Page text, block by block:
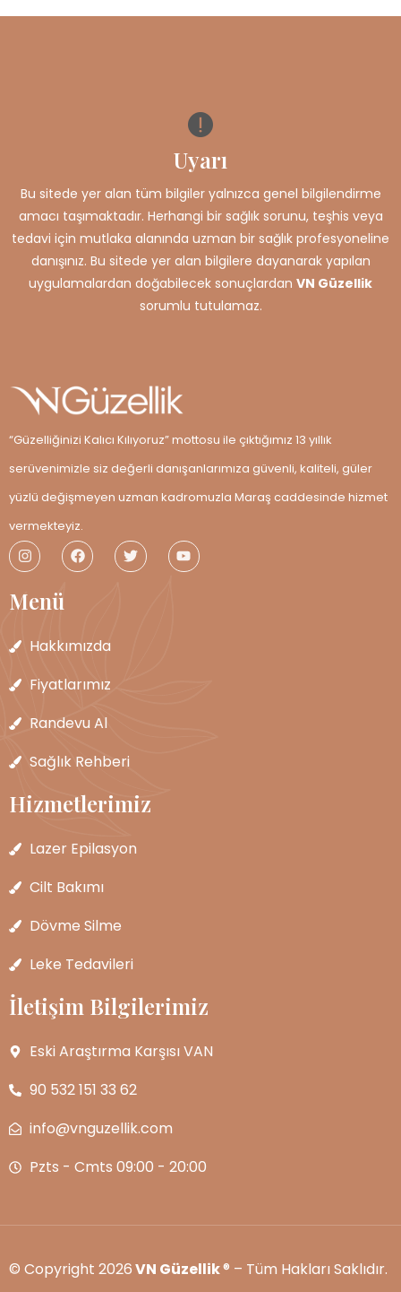
Uyarı
Bu sitede yer alan tüm bilgiler yalnızca genel bilgilendirme
amacı taşımaktadır. Herhangi bir sağlık sorunu, teşhis veya
tedavi için mutlaka alanında uzman bir sağlık profesyoneline
danışınız. Bu sitede yer alan bilgilere dayanarak yapılan
uygulamalardan doğabilecek sonuçlardan VN Güzellik
sorumlu tutulamaz.
“Güzelliğinizi Kalıcı Kılıyoruz” mottosu ile çıktığımız 13 yıllık
serüvenimizle siz değerli danışanlarımıza güvenli, kaliteli, güler
yüzlü değişmeyen uzman kadromuzla Maraş caddesinde hizmet
vermekteyiz.
Menü
Hakkımızda
Fiyatlarımız
Randevu Al
Sağlık Rehberi
Hizmetlerimiz
Lazer Epilasyon
Cilt Bakımı
Dövme Silme
Leke Tedavileri
İletişim Bilgilerimiz
Eski Araştırma Karşısı VAN
90 532 151 33 62
info@vnguzellik.com
Pzts - Cmts 09:00 - 20:00
© Copyright 2026VN Güzellik® – Tüm Hakları Saklıdır.